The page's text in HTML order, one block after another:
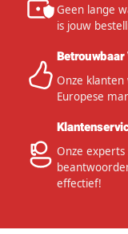
Geen lange
is jouw
Betrouwbaar
Onze
Europese
Onze
effectief!